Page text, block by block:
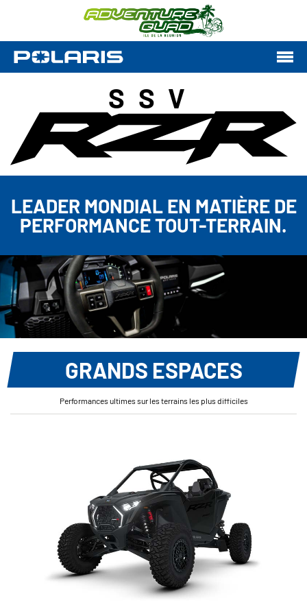
SSV
LEADER MONDIAL EN MATIÈRE DE
PERFORMANCE TOUT-TERRAIN.
GRANDS ESPACES
Performances ultimes sur les terrains les plus difficiles